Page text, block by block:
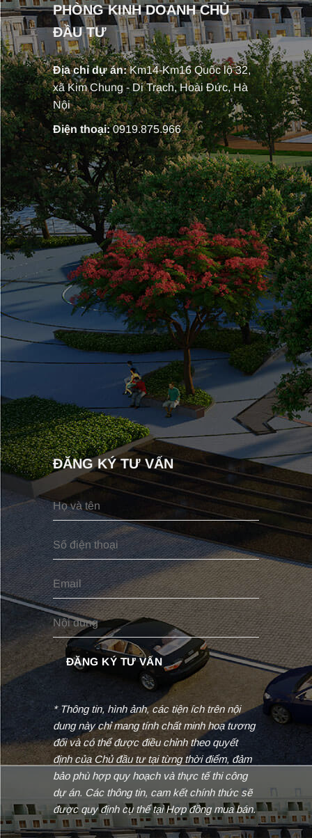
PHÒNG KINH DOANH CHỦ
ĐẦU TƯ
Địa chỉ dự án:Km14-Km16 Quốc lộ 32,
xã Kim Chung - Di Trạch, Hoài Đức, Hà
Nội
Điện thoại:0919.875.966
ĐĂNG KÝ TƯ VẤN
* Thông tin, hình ảnh, các tiện ích trên nội
dung này chỉ mang tính chất minh hoạ tương
đối và có thể được điều chỉnh theo quyết
định của Chủ đầu tư tại từng thời điểm, đảm
bảo phù hợp quy hoạch và thực tế thi công
dự án. Các thông tin, cam kết chính thức sẽ
được quy định cụ thể tại Hợp đồng mua bán.